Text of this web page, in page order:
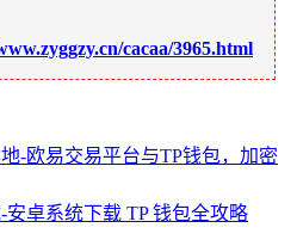
cacaa/3965.html
-欧易交易平台与TP钱包，加密
安卓系统下载 TP 钱包全攻略